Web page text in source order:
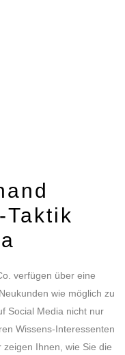
Taktik
verfügen über eine
wie möglich zu
Social Media nicht nur
Wissens-Interessenten
Ihnen, wie Sie die